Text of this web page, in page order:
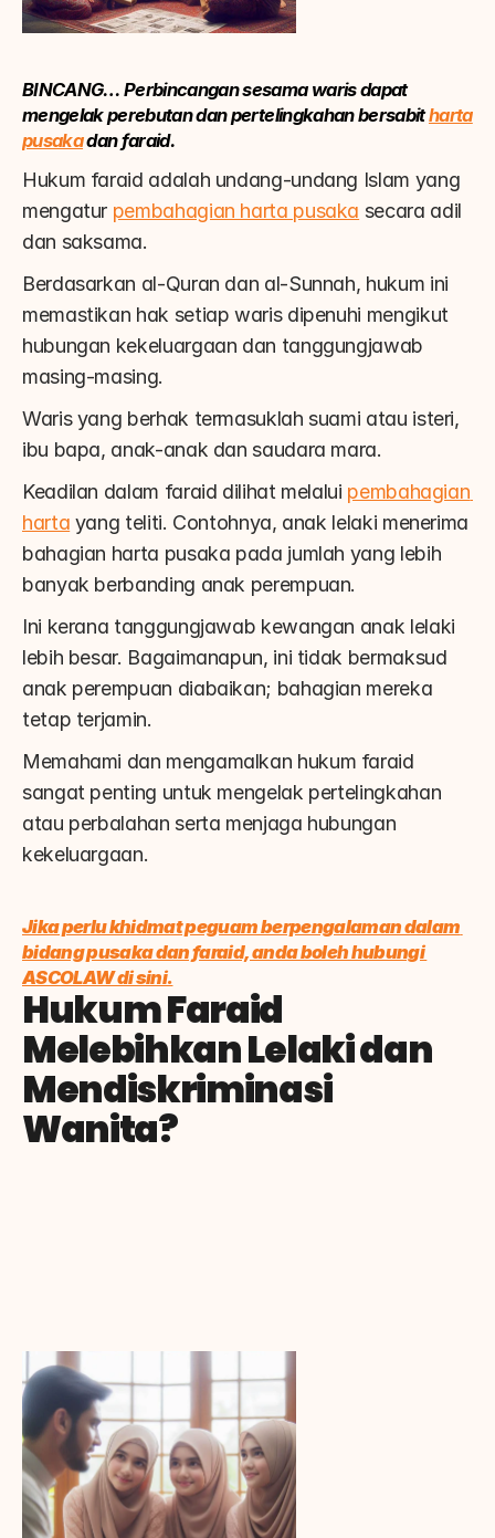
BINCANG… Perbincangan sesama waris dapat
mengelak perebutan dan pertelingkahan bersabit harta
pusaka dan faraid.
Hukum faraid adalah undang-undang Islam yang
mengatur pembahagian harta pusaka secara adil
dan saksama.
Berdasarkan al-Quran dan al-Sunnah, hukum ini
memastikan hak setiap waris dipenuhi mengikut
hubungan kekeluargaan dan tanggungjawab
masing-masing.
Waris yang berhak termasuklah suami atau isteri,
ibu bapa, anak-anak dan saudara mara.
Keadilan dalam faraid dilihat melalui pembahagian
harta yang teliti. Contohnya, anak lelaki menerima
bahagian harta pusaka pada jumlah yang lebih
banyak berbanding anak perempuan.
Ini kerana tanggungjawab kewangan anak lelaki
lebih besar. Bagaimanapun, ini tidak bermaksud
anak perempuan diabaikan; bahagian mereka
tetap terjamin.
Memahami dan mengamalkan hukum faraid
sangat penting untuk mengelak pertelingkahan
atau perbalahan serta menjaga hubungan
kekeluargaan.
Jika perlu khidmat peguam berpengalaman dalam
bidang pusaka dan faraid, anda boleh hubungi
ASCOLAW di sini.
Hukum Faraid
Melebihkan Lelaki dan
Mendiskriminasi
Wanita?